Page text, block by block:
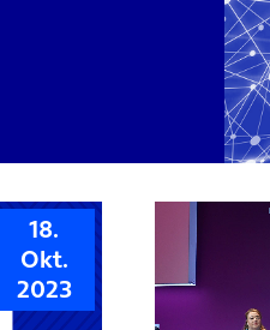
18.
Okt.
2023